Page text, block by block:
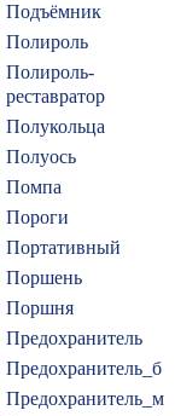
Подъёмник
Полироль
Полироль-
реставратор
Полукольца
Полуось
Помпа
Пороги
Портативный
Поршень
Поршня
Предохранитель
Предохранитель_б
Предохранитель_м